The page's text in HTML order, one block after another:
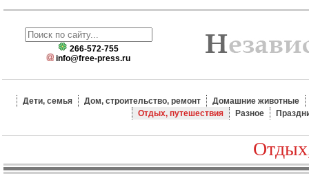
266-572-755
info@free-press.ru
Дети, семья Дом, строительство, ремонт
Домашние животные
Отдых, путешествия
Разное